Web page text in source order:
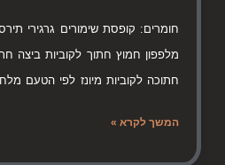
מלפפון חמוץ חתוך לקוביות ביצה
חתוכה לקוביות מיונז לפי הטעם
המשך לקרא »